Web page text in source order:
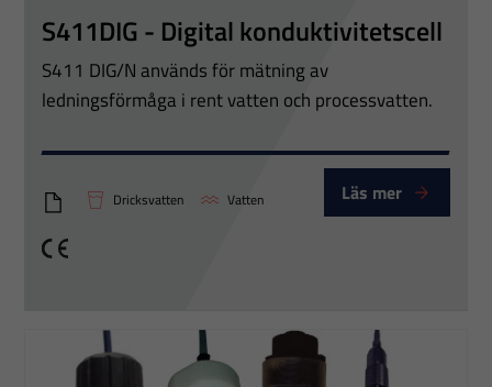
S411DIG - Digital konduktivitetscell
S411 DIG/N används för mätning av
ledningsförmåga i rent vatten och processvatten.
PTT Digital conductivity S411 DIG
Dricksvatten Vatten Läs mer
CE
cookies går
inte att välja
bort. De
behövs för
att hemsidan
över huvud
taget ska
För att vi ska